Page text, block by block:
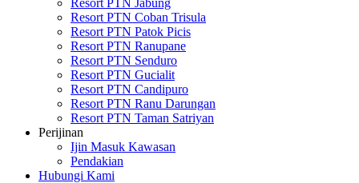
Resort PTN Jabung
Resort PTN Coban Trisula
Resort PTN Patok Picis
Resort PTN Ranupane
Resort PTN Senduro
Resort PTN Gucialit
Resort PTN Candipuro
Resort PTN Ranu Darungan
Resort PTN Taman Satriyan
Perijinan
Ijin Masuk Kawasan
Pendakian
Hubungi Kami